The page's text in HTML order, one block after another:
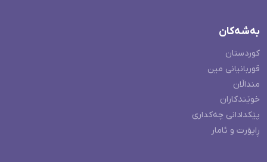
بەشەکان
کوردستان
قوربانیانی مین
منداڵان
خوێندکاران
پێکدادانی چەکداری
ڕاپۆرت و ئامار